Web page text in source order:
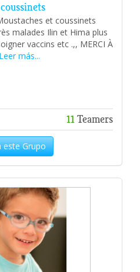
et coussinets
malades Ilin et Hima plus
vaccins etc .,, MERCI À
Leer más...
11Teamers
este Grupo